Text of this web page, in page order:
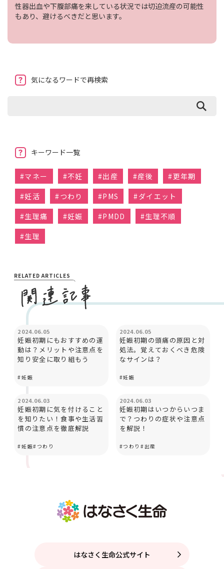
性器出血や下腹部痛を来している状況では切迫流産の可能性
もあり、避けるべきだと思います。
気になるワードで再検索
キーワード一覧
#マネー #不妊 #出産 #産後 #更年期
#妊活 #つわり #PMS #ダイエット
#生理痛 #妊娠 #PMDD #生理不順
#生理
RELATED ARTICLES
2024.06.05
妊娠初期にもおすすめの運
動は？メリットや注意点を
知り安全に取り組もう
#妊娠
2024.06.05
妊娠初期の頭痛の原因と対
処法。覚えておくべき危険
なサインは？
#妊娠
2024.06.03
妊娠初期に気を付けること
を知りたい！食事や生活習
慣の注意点を徹底解説
#妊娠#つわり
2024.06.03
妊娠初期はいつからいつま
で？つわりの症状や注意点
を解説！
#つわり # 出産
はなさく生命公式サイト